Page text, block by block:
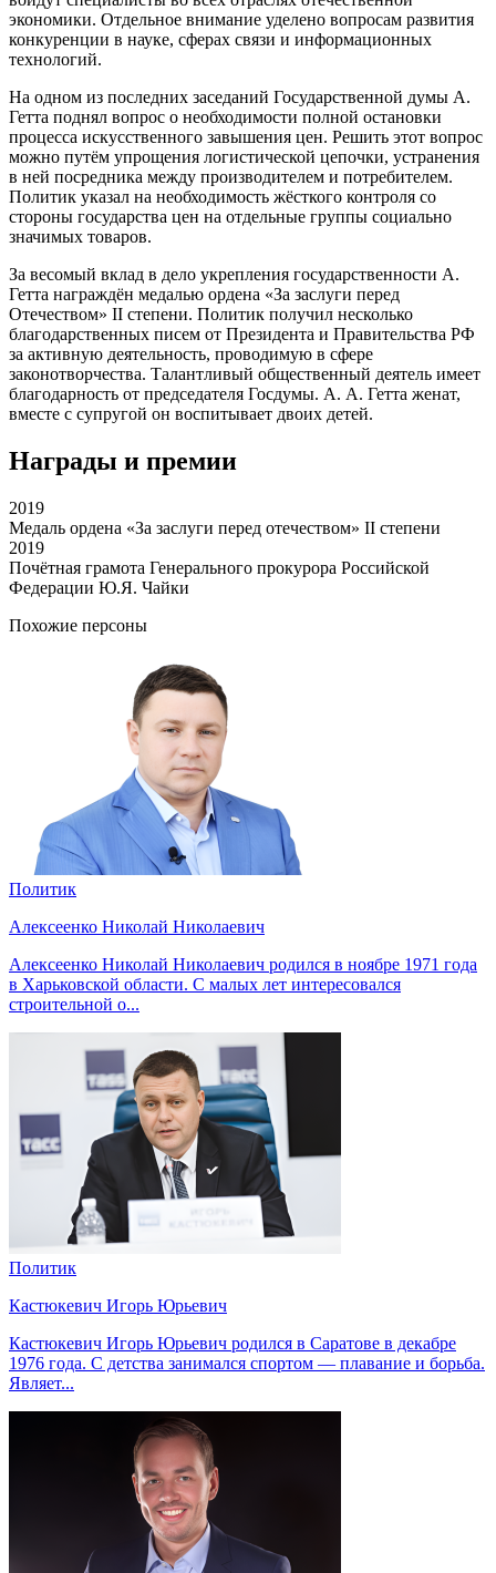
экономики. Отдельное внимание уделено вопросам развития
конкуренции в науке, сферах связи и информационных
технологий.
На одном из последних заседаний Государственной думы А.
Гетта поднял вопрос о необходимости полной остановки
процесса искусственного завышения цен. Решить этот вопрос
можно путём упрощения логистической цепочки, устранения
в ней посредника между производителем и потребителем.
Политик указал на необходимость жёсткого контроля со
стороны государства цен на отдельные группы социально
значимых товаров.
За весомый вклад в дело укрепления государственности А.
Гетта награждён медалью ордена «За заслуги перед
Отечеством» II степени. Политик получил несколько
благодарственных писем от Президента и Правительства РФ
за активную деятельность, проводимую в сфере
законотворчества. Талантливый общественный деятель имеет
благодарность от председателя Госдумы. А. А. Гетта женат,
вместе с супругой он воспитывает двоих детей.
Награды и премии
2019
Медаль ордена «За заслуги перед отечеством» II степени
2019
Почётная грамота Генерального прокурора Российской
Федерации Ю.Я. Чайки
Похожие персоны
Политик
Алексеенко Николай Николаевич
Алексеенко Николай Николаевич родился в ноябре 1971 года
в Харьковской области. С малых лет интересовался
строительной о...
Политик
Кастюкевич Игорь Юрьевич
Кастюкевич Игорь Юрьевич родился в Саратове в декабре
1976 года. С детства занимался спортом — плавание и борьба.
Являет...